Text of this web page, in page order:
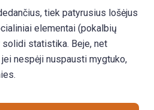
tiek patyrusius lošėjus
elementai (pokalbių
solidi statistika. Beje, net
nespėji nuspausti mygtuko,